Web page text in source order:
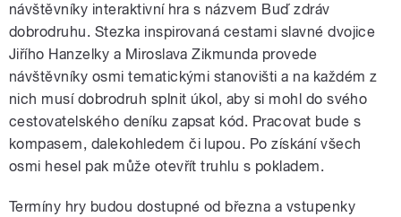
návštěvníky interaktivní hra s názvem Buď zdráv
dobrodruhu. Stezka inspirovaná cestami slavné dvojice
Jiřího Hanzelky a Miroslava Zikmunda provede
návštěvníky osmi tematickými stanovišti a na každém z
nich musí dobrodruh splnit úkol, aby si mohl do svého
cestovatelského deníku zapsat kód. Pracovat bude s
kompasem, dalekohledem či lupou. Po získání všech
osmi hesel pak může otevřít truhlu s pokladem.
Termíny hry budou dostupné od března a vstupenky